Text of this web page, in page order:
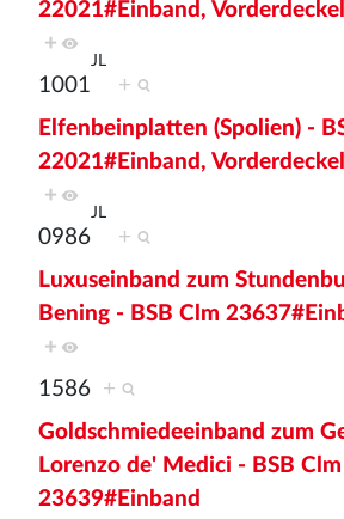
22021#Einband, Vorderdeckel
+
1001
JL
+
Elfenbeinplatten (Spolien) -
22021#Einband, Vorderdeckel
+
0986
JL
+
Luxuseinband zum
Bening - BSB Clm
+
1586 +
Goldschmiedeeinband zum
Lorenzo de' Medici - BSB Clm
23639#Einband